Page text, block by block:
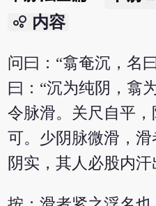
bubble_chart 内容
问曰：“翕奄沉，名
曰：“沉为纯阴，翕
令脉滑。关尺自平
可。少阴脉微滑，
阴实，其人必股内